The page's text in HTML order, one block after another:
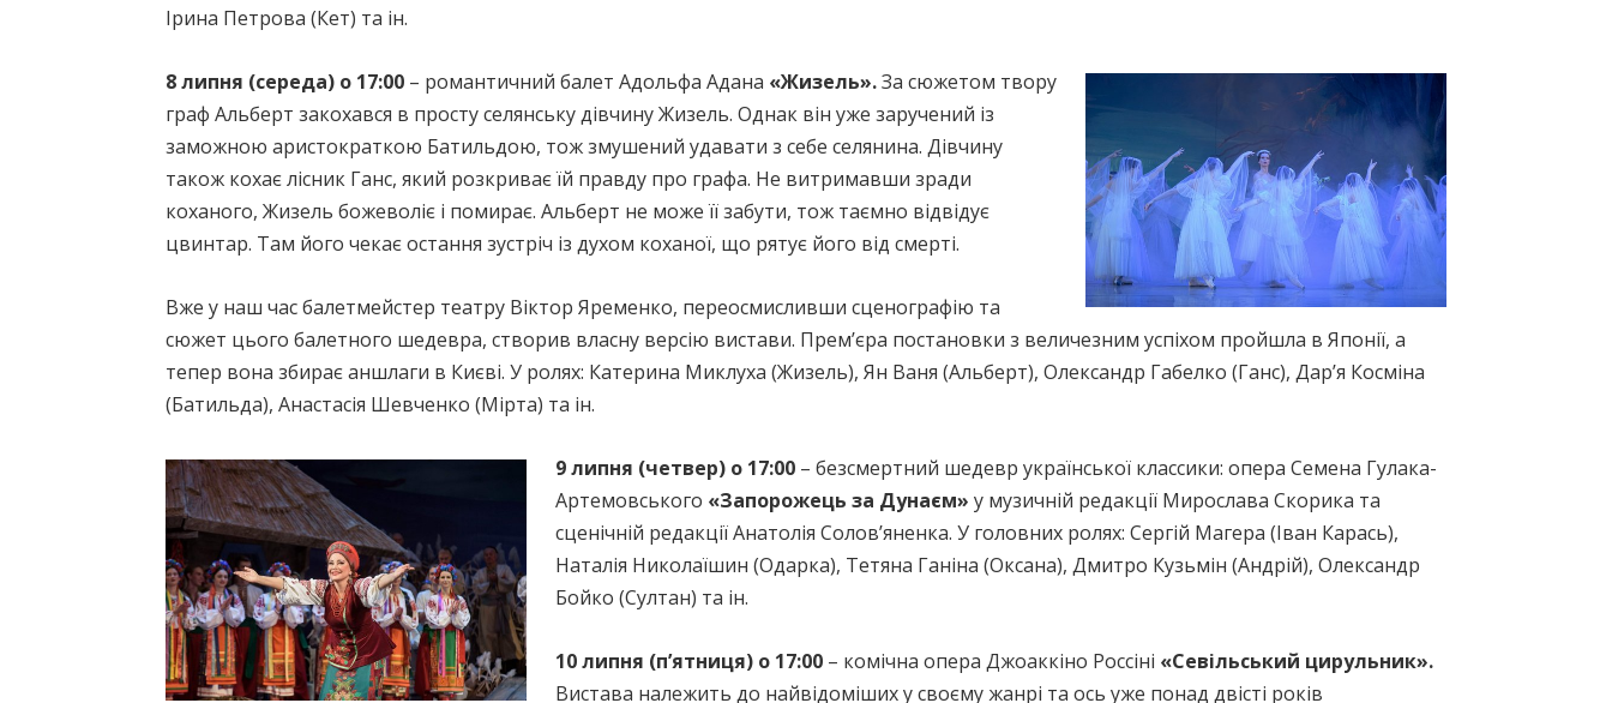
Ірина Петрова (Кет) та ін.
8 липня (середа) о 17:00 – романтичний балет Адольфа Адана «Жизель».За сюжетом твору
граф Альберт закохався в просту селянську дівчину Жизель. Однак він уже заручений із
заможною аристократкою Батильдою, тож змушений удавати з себе селянина. Дівчину
також кохає лісник Ганс, який розкриває їй правду про графа. Не витримавши зради
коханого, Жизель божеволіє і помирає. Альберт не може її забути, тож таємно відвідує
цвинтар. Там його чекає остання зустріч із духом коханої, що рятує його від смерті.
Вже у наш час балетмейстер театру Віктор Яременко, переосмисливши сценографію та
сюжет цього балетного шедевра, створив власну версію вистави. Прем’єра постановки з величезним успіхом пройшла в Японії, а
тепер вона збирає аншлаги в Києві. У ролях: Катерина Миклуха (Жизель), Ян Ваня (Альберт), Олександр Габелко (Ганс), Дар’я Косміна
(Батильда), Анастасія Шевченко (Мірта) та ін.
9 липня (четвер) о 17:00 – безсмертний шедевр української классики: опера Семена Гулака-
Артемовського «Запорожець за Дунаєм» у музичній редакції Мирослава Скорика та
сценічній редакції Анатолія Солов’яненка. У головних ролях: Сергій Магера (Іван Карась),
Наталія Николаїшин (Одарка), Тетяна Ганіна (Оксана), Дмитро Кузьмін (Андрій), Олександр
Бойко (Султан) та ін.
10 липня (п’ятниця) о 17:00 – комічна опера Джоаккіно Россіні «Севільський цирульник».
Вистава належить до найвідоміших у своєму жанрі та ось уже понад двісті років